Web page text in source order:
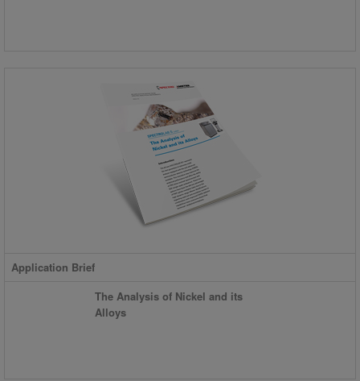
Application Brief
The Analysis of Nickel and its
Alloys